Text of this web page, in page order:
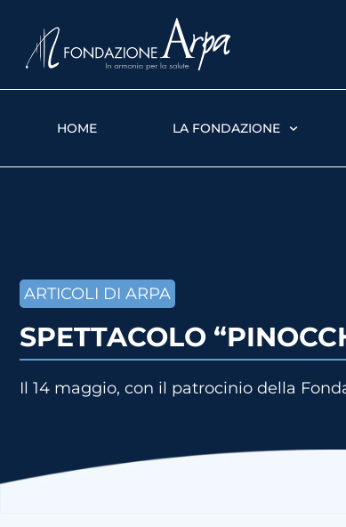
HOME LA FONDAZIONE
ARTICOLI DI ARPA
SPETTACOLO
Il 14 maggio, con il patrocinio della